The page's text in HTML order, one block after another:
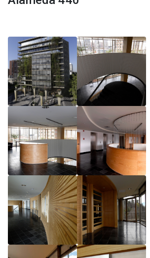
Reglamento de Magíster,
Universidad Católica de Chile
Reglamento de Magíster,
Católica de Chile LLM UC 2025
Reglamento de Seminarios de
Programa de Magíster en